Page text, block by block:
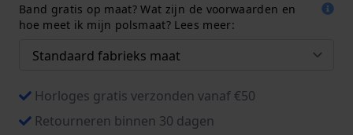
Band gratis op maat? Wat zijn de voorwaarden en
hoe meet ik mijn polsmaat? Lees meer:
Horloges gratis verzonden vanaf €50
Retourneren binnen 30 dagen